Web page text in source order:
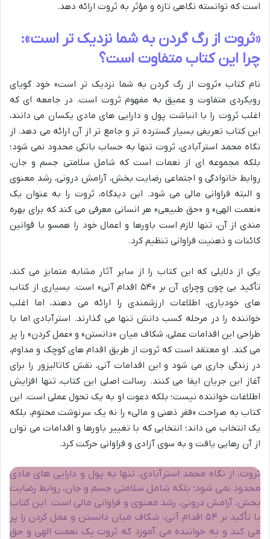
است که توانسته نگاهی تازه و مؤثر به ثروت ارائه دهد.
«ثروت از رگ گردن به شما نزدیک تر است»:
چرا این کتاب متفاوت است؟
نام کتاب «ثروت از رگ گردن به شما نزدیک تر است» خود گویای
رویکردی متفاوت و عمیق به مفهوم ثروت است. در جامعه ای که
اغلب ثروت را با انباشت پول و دارایی های مادی یکسان می دانند،
این کتاب تعریفی بسیار گسترده تر و جامع تر از آن ارائه می دهد. از
نگاه محمد استرآبادی، ثروت تنها به حساب بانکی محدود نمی شود؛
بلکه مجموعه ای از نعمات است که شامل سلامتی جسم و جان،
روابط خانوادگی و اجتماعی رضایت بخش، آرامش درونی، رشد معنوی
و البته فراوانی مالی می شود. این دیدگاه، ثروت را به عنوان یک
«نعمت الهی» و «حق طبیعی» هر انسانی معرفی می کند که برای بهره
مندی از آن، تنها لازم است باورها و اعمال خود را همسو با قوانین
کائنات و ذهنیت فراوانی تنظیم کرد.
یکی از دلایلی که این کتاب را از سایر آثار مشابه متمایز می کند،
تأکید بی چون وچرای آن بر «۵۴ اقدام آنی» است. بسیاری از کتاب
های خودیاری، اطلاعات ارزشمندی را ارائه می دهند، اما اغلب
خواننده را در مرحله کسب دانش تنها می گذارند. استرآبادی اما با
طراحی این اقدامات عملی، شکاف میان «دانستن» و «عمل کردن» را پر
می کند. او معتقد است که ثروت از طریق اقدام های کوچک و مداوم،
در زندگی جاری می شود و این اقدامات آنی، نقش کاتالیزور را برای
آغاز این جریان ایفا می کنند. رسالت اصلی این کتاب، تنها افزایش
اطلاعات خواننده نیست؛ بلکه دعوت او به یک تحول عملی است. این
کتاب به صراحت «فقر ذهنی و مالی» را نه یک سرنوشت محتوم، بلکه
یک انتخاب می داند؛ انتخابی که با تغییر باورها و اقدامات می توان
از آن رهایی یافت و به سوی آزادی و فراوانی حرکت کرد.
ثروت، از نگاه محمد استرآبادی، تنها به پول و دارایی های مادی
محدود نمی شود؛ بلکه شامل سلامتی جسم و جان، روابط رضایت
بخش، آرامش درونی، رشد معنوی و فراوانی مالی است. این کتاب
با تأکید بر ۵۴ اقدام آنی، شکاف میان دانستن و عمل کردن را پر
می کند و به خواننده می آموزد که ثروت یک نعمت الهی و حق